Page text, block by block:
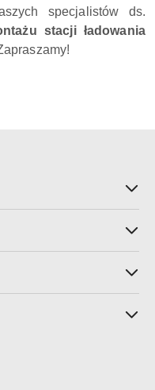
specjalistów ds.
stacji ładowania